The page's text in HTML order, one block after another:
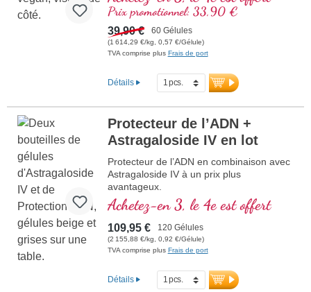
particulièrement importants. Protégez vos
cellules contre le stress oxydatif avec des
substances de grande valeur !
Prix promotionnel: 33,90 €
39,90 € 60 Gélules
(1 614,29 €/kg, 0,57 €/Gélule)
TVA comprise plus Frais de port
Détails
Protecteur de l’ADN +
Astragaloside IV en lot
Protecteur de l’ADN en combinaison avec
Astragaloside IV à un prix plus
avantageux.
Achetez-en 3, le 4e est offert
109,95 € 120 Gélules
(2 155,88 €/kg, 0,92 €/Gélule)
TVA comprise plus Frais de port
Détails